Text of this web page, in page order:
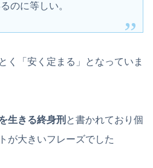
のに等しい。
く「安く定まる」となっていま
生きる終身刑 と書かれており個
が大きいフレーズでした